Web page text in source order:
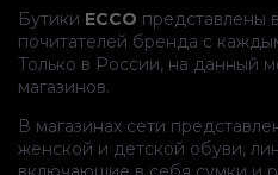
Бутики ECCO представлены
почитателей бренда с
Только в России, на данный
магазинов.
В магазинах сети
женской и детской обуви,